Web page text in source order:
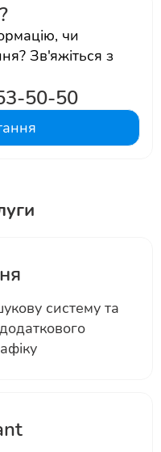
чи
Зв'яжіться з
50-50
систему та